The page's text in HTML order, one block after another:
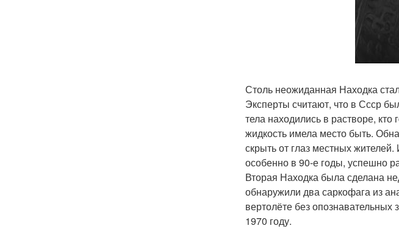
Столь неожиданная Находка
Эксперты считают, что в Ссср
тела находились в растворе,
жидкость имела место быть.
скрыть от глаз местных
особенно в 90-е годы, успешно
Вторая Находка была сделана
обнаружили два саркофага из
вертолёте без
1970 году.